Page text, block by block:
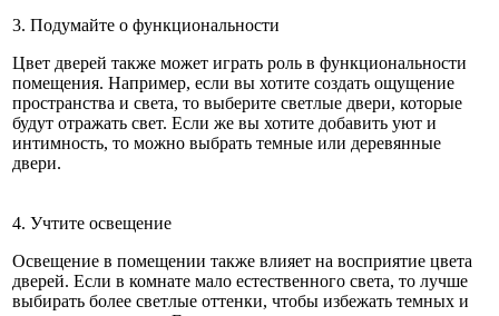
3. Подумайте о функциональности
Цвет дверей также может играть роль в функциональности
помещения. Например, если вы хотите создать ощущение
пространства и света, то выберите светлые двери, которые
будут отражать свет. Если же вы хотите добавить уют и
интимность, то можно выбрать темные или деревянные
двери.
4. Учтите освещение
Освещение в помещении также влияет на восприятие цвета
дверей. Если в комнате мало естественного света, то лучше
выбирать более светлые оттенки, чтобы избежать темных и